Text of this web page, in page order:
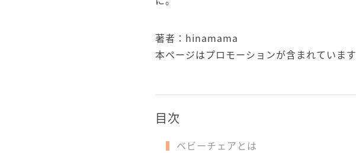
著者：hinamama
本ページはプロモーションが含まれています
目次
ベビーチェアとは